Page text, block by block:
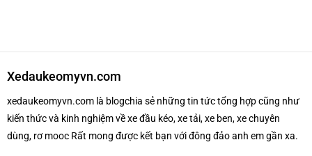
Xedaukeomyvn.com
xedaukeomyvn.com là blogchia sẻ những tin tức tổng hợp cũng như
kiến thức và kinh nghiệm về xe đầu kéo, xe tải, xe ben, xe chuyên
dùng, rơ mooc Rất mong được kết bạn với đông đảo anh em gần xa.